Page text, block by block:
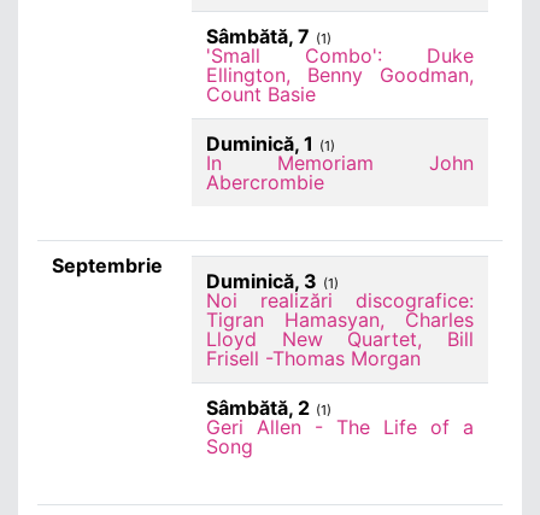
Sâmbătă, 7 (1)
'Small Combo': Duke
Ellington, Benny Goodman,
Count Basie
Duminică, 1 (1)
In Memoriam John
Abercrombie
Septembrie
Duminică, 3 (1)
Noi realizări discografice:
Tigran Hamasyan, Charles
Lloyd New Quartet, Bill
Frisell -Thomas Morgan
Sâmbătă, 2 (1)
Geri Allen - The Life of a
Song